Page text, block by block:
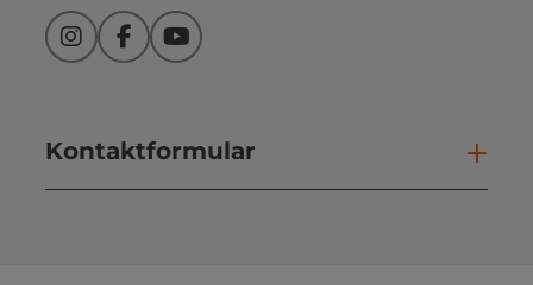
InstagramFacebookYouTube
Kontaktformular